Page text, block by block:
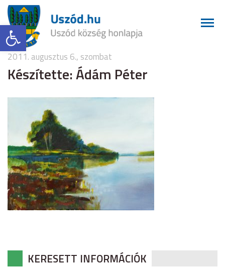
Eszköztár megnyitása
2011. augusztus 6., szombat
Készítette: Ádám Péter
KERESETT INFORMÁCIÓK